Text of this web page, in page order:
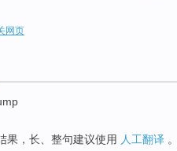
网页
果，长、整句建议使用 人工翻译